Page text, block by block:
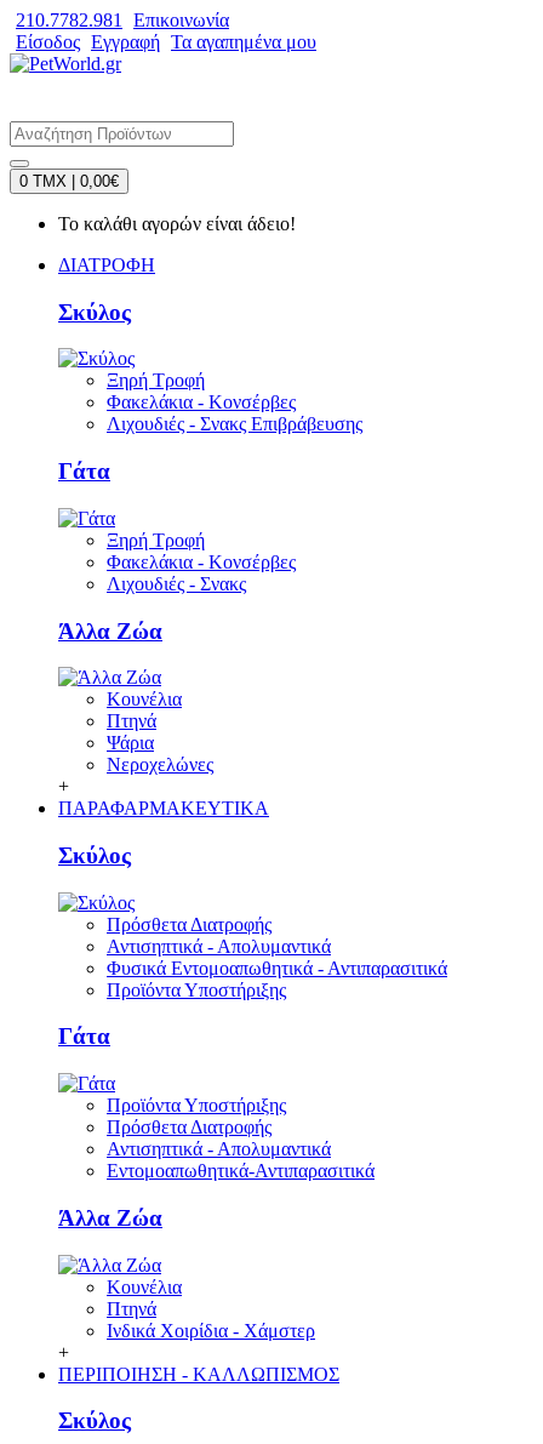
210.7782.981
Επικοινωνία
Είσοδος Εγγραφή Τα αγαπημένα μου
0 TMX | 0,00€
Το καλάθι αγορών είναι άδειο!
ΔΙΑΤΡΟΦΗ
Σκύλος
Ξηρή Τροφή
Φακελάκια - Κονσέρβες
Λιχουδιές - Σνακς Επιβράβευσης
Γάτα
Ξηρή Τροφή
Φακελάκια - Κονσέρβες
Λιχουδιές - Σνακς
Άλλα Ζώα
Κουνέλια
Πτηνά
Ψάρια
Νεροχελώνες
+
ΠΑΡΑΦΑΡΜΑΚΕΥΤΙΚΑ
Σκύλος
Πρόσθετα Διατροφής
Αντισηπτικά - Απολυμαντικά
Φυσικά Εντομοαπωθητικά - Αντιπαρασιτικά
Προϊόντα Υποστήριξης
Γάτα
Προϊόντα Υποστήριξης
Πρόσθετα Διατροφής
Αντισηπτικά - Απολυμαντικά
Εντομοαπωθητικά-Αντιπαρασιτικά
Άλλα Ζώα
Κουνέλια
Πτηνά
Ινδικά Χοιρίδια - Χάμστερ
+
ΠΕΡΙΠΟΙΗΣΗ - ΚΑΛΛΩΠΙΣΜΟΣ
Σκύλος